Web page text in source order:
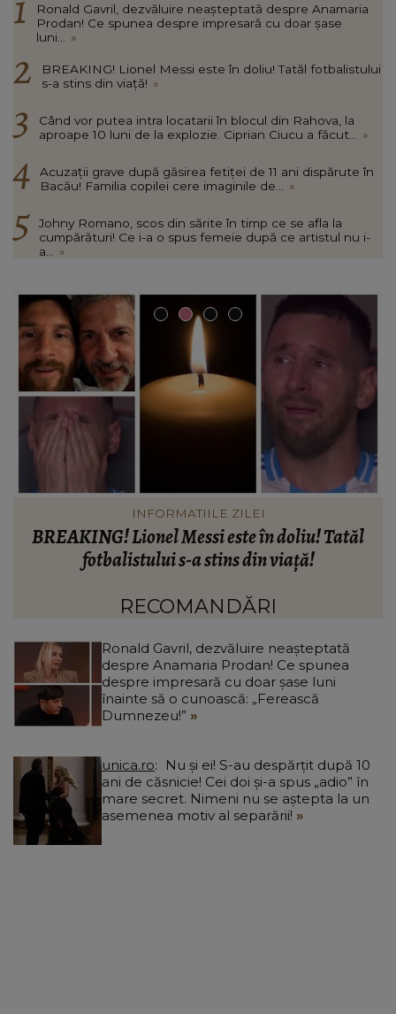
Ronald Gavril, dezvăluire neașteptată despre Anamaria
Prodan! Ce spunea despre impresară cu doar șase
luni...
»
BREAKING! Lionel Messi este în doliu! Tatăl fotbalistului
s-a stins din viață! »
Când vor putea intra locatarii în blocul din Rahova, la
aproape 10 luni de la explozie. Ciprian Ciucu a făcut...
»
Acuzații grave după găsirea fetiței de 11 ani dispărute în
Bacău! Familia copilei cere imaginile de...
»
Johny Romano, scos din sărite în timp ce se afla la
cumpărături! Ce i-a o spus femeie după ce artistul nu i-
a...
»
INFORMATIILE ZILEI
Când vor putea intra locatarii în blocul din
Rahova, la aproape 10 luni de la explozie. Ciprian
afectate va fi...”
RECOMANDĂRI
Ronald Gavril, dezvăluire neașteptată
despre Anamaria Prodan! Ce spunea
despre impresară cu doar șase luni
înainte să o cunoască: „Ferească
Dumnezeu!”
unica.ro
ani de căsnicie! Cei doi și-a spus „adio” în
mare secret. Nimeni nu se aștepta la un
asemenea motiv al separării!